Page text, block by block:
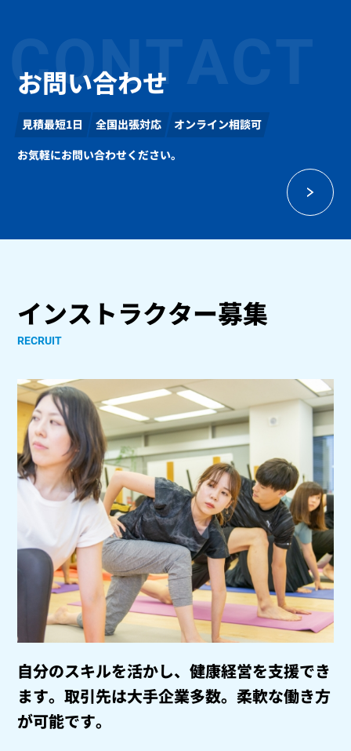
お問い合わせ
CONTACT
見積最短1日 全国出張対応
オンライン相談可
お気軽にお問い合わせください。
インストラクター募集
RECRUIT
自分のスキルを活かし、健康経営を支援でき
ます。取引先は大手企業多数。柔軟な働き方
が可能です。